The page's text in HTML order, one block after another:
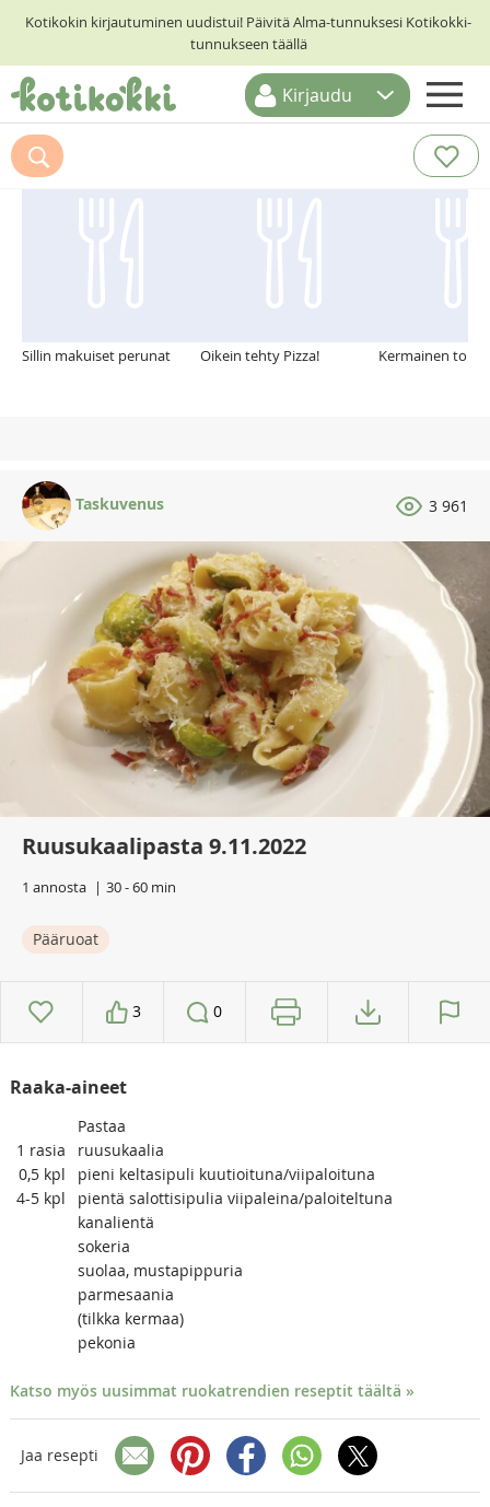
Kotikokin kirjautuminen uudistui! Päivitä Alma-tunnuksesi Kotikokki-
tunnukseen täällä
ETUSIVU
RESEPTIHAKU
Kirjaudu
Suosittelemme myös
Sillin makuiset perunat Oikein tehty Pizza! Kermainen
Taskuvenus 3 961
Ruusukaalipasta 9.11.2022
1 annosta 30 - 60 min
Pääruoat
3 0
Raaka-aineet
Pastaa
1 rasia
ruusukaalia
0,5 kpl
pieni keltasipuli kuutioituna/viipaloituna
4-5 kpl
pientä salottisipulia viipaleina/paloiteltuna
kanalientä
sokeria
suolaa, mustapippuria
parmesaania
(tilkka kermaa)
pekonia
Katso myös uusimmat ruokatrendien reseptit täältä »
Jaa resepti